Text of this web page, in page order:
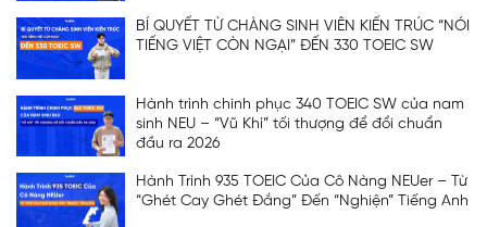
BÍ QUYẾT TỪ CHÀNG SINH VIÊN KIẾN TRÚC “NÓI
TIẾNG VIỆT CÒN NGẠI” ĐẾN 330 TOEIC SW
Hành trình chinh phục 340 TOEIC SW của nam
sinh NEU – “Vũ Khí” tối thượng để đổi chuẩn
đầu ra 2026
Hành Trình 935 TOEIC Của Cô Nàng NEUer – Từ
“Ghét Cay Ghét Đắng” Đến “Nghiện” Tiếng Anh